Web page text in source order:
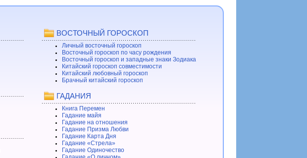
ВОСТОЧНЫЙ ГОРОСКОП
Личный восточный гороскоп
Восточный гороскоп по часу рождения
Восточный гороскоп и западные знаки Зодиака
Китайский гороскоп совместимости
Китайский любовный гороскоп
Брачный китайский гороскоп
ГАДАНИЯ
Книга Перемен
Гадание майя
Гадание на отношения
Гадание Призма Любви
Гадание Карта Дня
Гадание «Стрела»
Гадание Одиночество